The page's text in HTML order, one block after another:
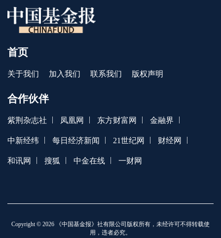
首页
关于我们 加入我们 联系我们 版权声明
合作伙伴
紫荆杂志社 | 凤凰网 | 东方财富网 | 金融界 |
中新经纬 | 每日经济新闻 | 21世纪网 | 财经网 |
和讯网 | 搜狐 | 中金在线 | 一财网
Copyright © 2026 《中国基金报》社有限公司版权所有，未经许可不得转载使
用，违者必究。